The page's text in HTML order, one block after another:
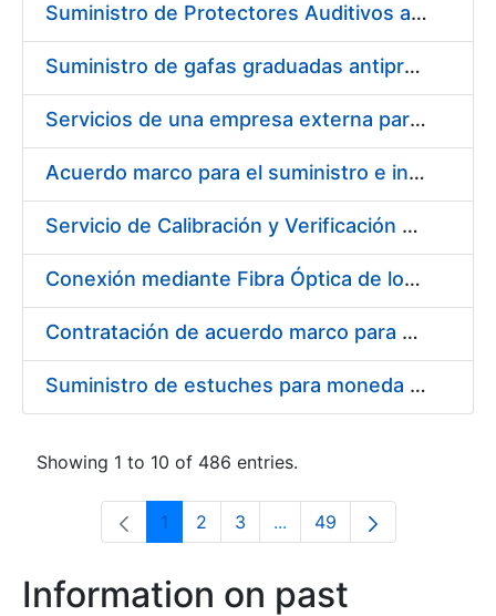
Suministro de Protectores Auditivos a medida para las personas trabajadoras de los Centros de Trabajo de Madrid y Burgos
Suministro de gafas graduadas antiproyecciones para los trabajadores de la FNMT-RCM en los centros de trabajo de Madrid y Burgos
Servicios de una empresa externa para el asesoramiento y resolución de los recursos de alzada que se presentan relacionados con procesos de selección para la FNMT-RCM
Acuerdo marco para el suministro e instalación de persianas, estores y otros complementos
Servicio de Calibración y Verificación Externa de los Equipos de Medición del Servicio de Prevención de la FNMT-RCM
Conexión mediante Fibra Óptica de los Centros de Proceso de Datos (CPDs) de las sedes de la FNMT-RCM de Burgos y Madrid
Contratación de acuerdo marco para el Suministro de Material de Electricidad para la Fábrica Nacional de Moneda y Timbre-Real Casa de la Moneda en su centro de trabajo de Burgos
Suministro de estuches para moneda de 30 €
Showing 1 to 10 of 486 entries.
Page
1 Page
2 Page
3 ...Intermediate Pages Use
Page
49
Information on past